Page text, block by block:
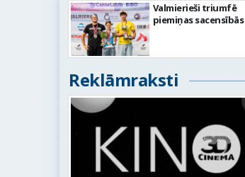
Valmierieši triumfē
piemiņas sacensībās
Reklāmraksti